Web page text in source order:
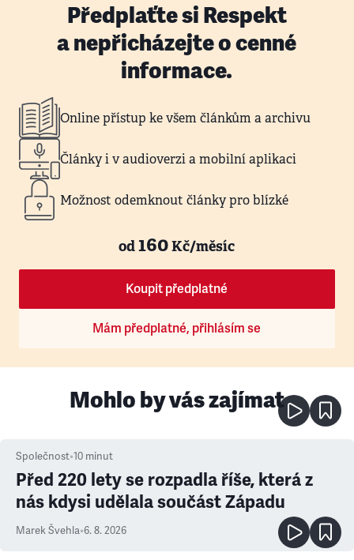
Předplaťte si Respekt
a nepřicházejte o cenné
informace.
Online přístup ke všem článkům a archivu
Články i v audioverzi a mobilní aplikaci
Možnost odemknout články pro blízké
od160Kč/měsíc
Koupit předplatné
Mám předplatné, přihlásím se
Mohlo by vás zajímat
Společnost•10 minut
Před 220 lety se rozpadla říše, která z
nás kdysi udělala součást Západu
Marek Švehla•6. 8. 2026